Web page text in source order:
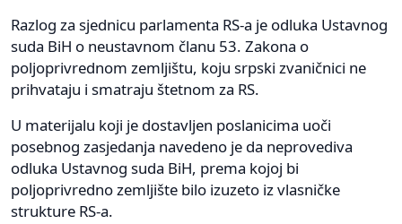
Razlog za sjednicu parlamenta RS-a je odluka Ustavnog
suda BiH o neustavnom članu 53. Zakona o
poljoprivrednom zemljištu, koju srpski zvaničnici ne
prihvataju i smatraju štetnom za RS.
U materijalu koji je dostavljen poslanicima uoči
posebnog zasjedanja navedeno je da neprovediva
odluka Ustavnog suda BiH, prema kojoj bi
poljoprivredno zemljište bilo izuzeto iz vlasničke
strukture RS-a.